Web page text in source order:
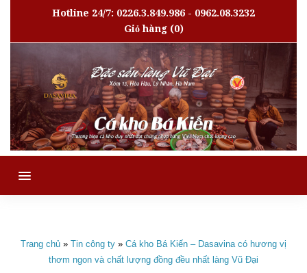
Hotline 24/7: 0226.3.849.986 - 0962.08.3232
Giỏ hàng(0)
MENU
Trang chủ » Tin công ty » Cá kho Bá Kiến – Dasavina có hương vị
thơm ngon và chất lượng đồng đều nhất làng Vũ Đại